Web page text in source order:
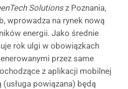
Solutionsz Poznania,
wprowadza na rynek nową
energii. Jako średnie
rok ulgi w obowiązkach
przez same
z aplikacji mobilnej
powiązana) będą